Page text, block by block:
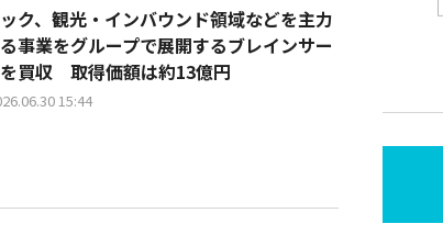
ク、観光・インバウンド領域などを主力
事業をグループで展開するブレインサー
買収 取得価額は約13億円
15:44